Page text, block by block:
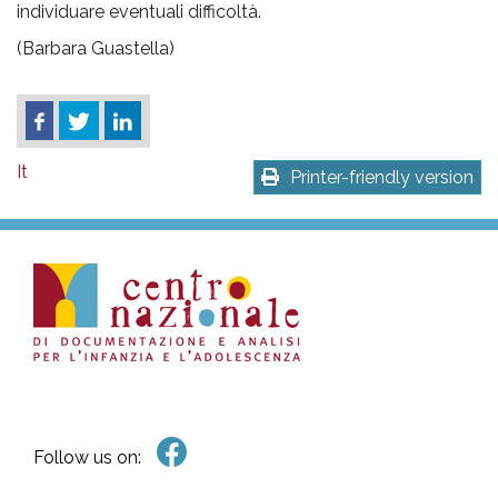
individuare eventuali difficoltà.
(Barbara Guastella)
Printer-friendly version
It
Follow us on: